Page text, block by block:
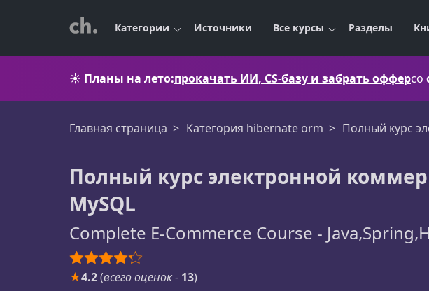
Категории Источники Все курсы Разделы
☀️ Планы на лето:прокачать ИИ, CS-базу и забрать офферсо
Главная страница Категория hibernate orm Полный курс
Полный курс электронной
MySQL
Complete E-Commerce Course -
★4.2(всего оценок- 13)